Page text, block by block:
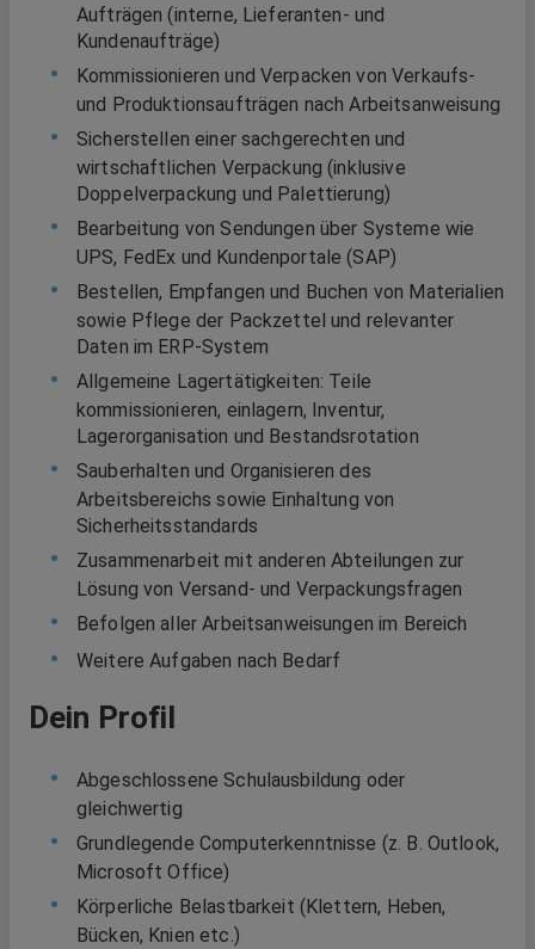
Aufträgen (interne, Lieferanten- und
Kundenaufträge)
Kommissionieren und Verpacken von Verkaufs-
und Produktionsaufträgen nach Arbeitsanweisung
Sicherstellen einer sachgerechten und
wirtschaftlichen Verpackung (inklusive
Doppelverpackung und Palettierung)
Bearbeitung von Sendungen über Systeme wie
UPS, FedEx und Kundenportale (SAP)
Bestellen, Empfangen und Buchen von Materialien
sowie Pflege der Packzettel und relevanter
Daten im ERP-System
Allgemeine Lagertätigkeiten: Teile
kommissionieren, einlagern, Inventur,
Lagerorganisation und Bestandsrotation
Sauberhalten und Organisieren des
Arbeitsbereichs sowie Einhaltung von
Sicherheitsstandards
Zusammenarbeit mit anderen Abteilungen zur
Lösung von Versand- und Verpackungsfragen
Befolgen aller Arbeitsanweisungen im Bereich
Weitere Aufgaben nach Bedarf
Dein Profil
Abgeschlossene Schulausbildung oder
gleichwertig
Grundlegende Computerkenntnisse (z. B. Outlook,
Microsoft Office)
Körperliche Belastbarkeit (Klettern, Heben,
Bücken, Knien etc.)